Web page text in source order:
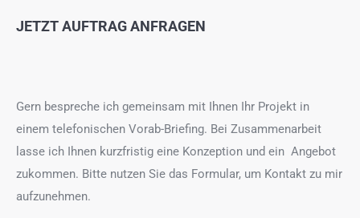
JETZT AUFTRAG ANFRAGEN
Gern bespreche ich gemeinsam mit Ihnen Ihr Projekt in
einem telefonischen Vorab-Briefing. Bei Zusammenarbeit
lasse ich Ihnen kurzfristig eine Konzeption und ein Angebot
zukommen. Bitte nutzen Sie das Formular, um Kontakt zu mir
aufzunehmen.